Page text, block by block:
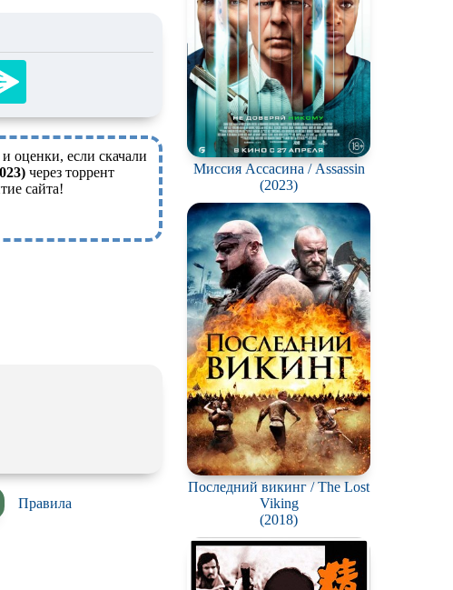
оценки, если скачали
через торрент
сайта!
Правила
Миссия Ассасина / Assassin
(2023)
Последний викинг / The Lost
Viking
(2018)